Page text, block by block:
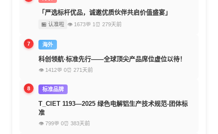
「严选标杆优品，诚邀优质伙伴共启价值盛宴」
🏪 认准啦 👁 1673💬 1 ⏰ 279天前
7 海外
科创领航·标准先行——全球顶尖产品席位虚位以待！
👁 1412💬 0⏰ 271天前
8 标准品牌
T_CIET 1193—2025 绿色电解铝生产技术规范-团体标
准
👁 799💬 0⏰ 383天前